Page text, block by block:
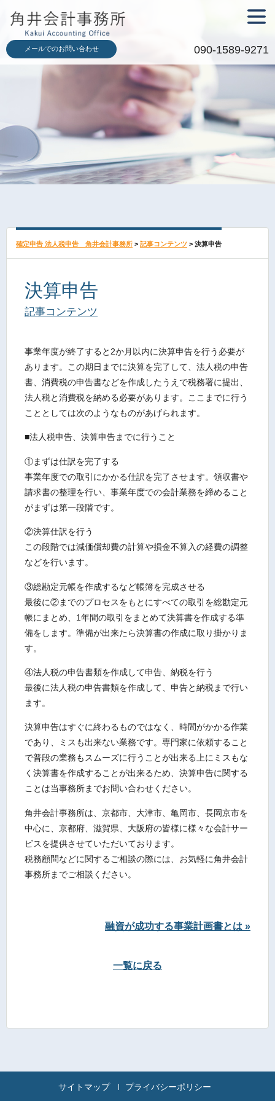
メールでのお問い合わせ 090-1589-9271
確定申告 法人税申告 角井会計事務所 > 記事コンテンツ > 決算申告
決算申告
記事コンテンツ
事業年度が終了すると2か月以内に決算申告を行う必要が
あります。この期日までに決算を完了して、法人税の申告
書、消費税の申告書などを作成したうえで税務署に提出、
法人税と消費税を納める必要があります。ここまでに行う
こととしては次のようなものがあげられます。
■法人税申告、決算申告までに行うこと
①まずは仕訳を完了する
事業年度での取引にかかる仕訳を完了させます。領収書や
請求書の整理を行い、事業年度での会計業務を締めること
がまずは第一段階です。
②決算仕訳を行う
この段階では減価償却費の計算や損金不算入の経費の調整
などを行います。
③総勘定元帳を作成するなど帳簿を完成させる
最後に②までのプロセスをもとにすべての取引を総勘定元
帳にまとめ、1年間の取引をまとめて決算書を作成する準
備をします。準備が出来たら決算書の作成に取り掛かりま
す。
④法人税の申告書類を作成して申告、納税を行う
最後に法人税の申告書類を作成して、申告と納税まで行い
ます。
決算申告はすぐに終わるものではなく、時間がかかる作業
であり、ミスも出来ない業務です。専門家に依頼すること
で普段の業務もスムーズに行うことが出来る上にミスもな
く決算書を作成することが出来るため、決算申告に関する
ことは当事務所までお問い合わせください。
角井会計事務所は、京都市、大津市、亀岡市、長岡京市を
中心に、京都府、滋賀県、大阪府の皆様に様々な会計サー
ビスを提供させていただいております。
税務顧問などに関するご相談の際には、お気軽に角井会計
事務所までご相談ください。
融資が成功する事業計画書とは »
一覧に戻る
サイトマップ プライバシーポリシー